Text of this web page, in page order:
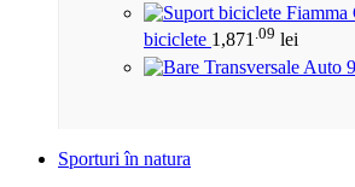
biciclete 1,871 .09 lei
Sporturi în natura